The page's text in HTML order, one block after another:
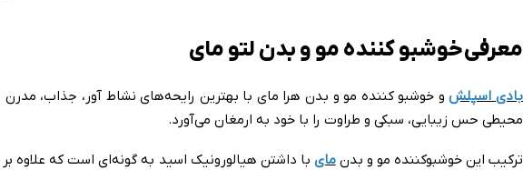
معرفی خوشبو کننده مو و بدن لتو مای
بادی اسپلشو خوشبو کننده مو و بدن هرا مای با بهترین رایحه‌های نشاط آور، جذاب، مدرن
محیطی حس زیبایی، سبکی و طراوت را با خود به ارمغان می‌آورد.
ترکیب این خوشبوکننده مو و بدنمای با داشتن هیالورونیک اسید به گونه‌ای است که